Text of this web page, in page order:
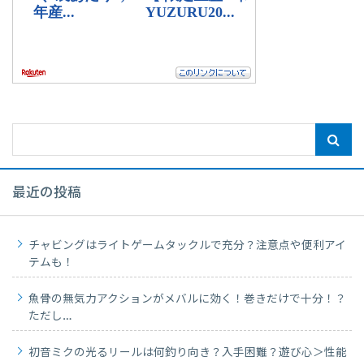
最近の投稿
チャビングはライトゲームタックルで充分？注意点や便利アイ
テムも！
魚骨の無気力アクションがメバルに効く！巻きだけで十分！？
ただし…
初音ミクの光るリールは何釣り向き？入手困難？遊び心＞性能